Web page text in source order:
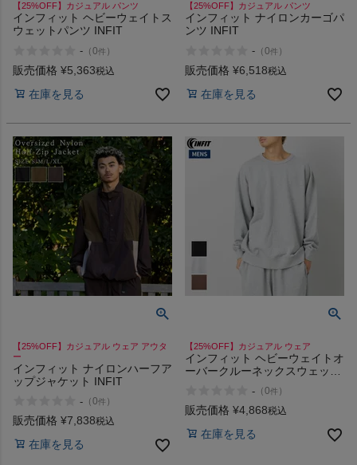
お気に入り
ご利用ガイド
クーポン一覧
商品レビュー
プロテイン・サプリメントまとめ買い
アウトレットセール
スタッフコーディネート
スタッフブログ
【25%OFF】カジュアル パンツ
インフィット ヘビーウェイトス
ウェットパンツ INFIT
- （0件 ）
販売価格 ¥5,363税込
在庫を見る
【25%OFF】カジュアル パンツ
インフィット ナイロンカーゴパ
ンツ INFIT
- （0件 ）
販売価格 ¥6,518税込
在庫を見る
【25%OFF】カジュアル ウェア アウタ
ー
インフィット ナイロンハーフア
ップジャケット INFIT
- （0件 ）
販売価格 ¥7,838税込
在庫を見る
【25%OFF】カジュアル ウェア
インフィット ヘビーウェイトオ
ーバークルーネックスウェット
- （0件 ）
販売価格 ¥4,868税込
在庫を見る